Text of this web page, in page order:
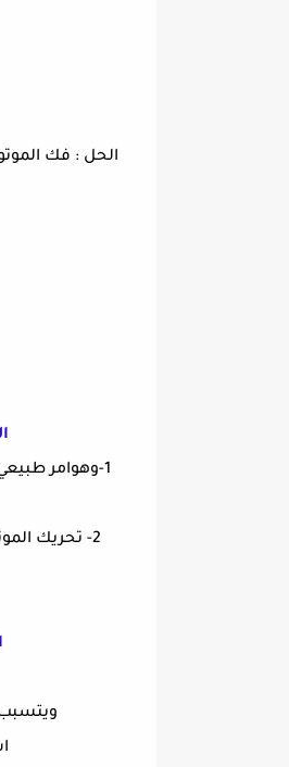
الحل : فك
1-وهوامر طبيعي خصوصا عقب تركيب نظام استقبال فضائي جديد ويسمى هذا تشفيت
2- تحريك الموتورشرقا او غربا من الريموت بوحده الحركة والتوقف عنداعلى اشارة للقمرثم نعيد التخزين
ويتسبب